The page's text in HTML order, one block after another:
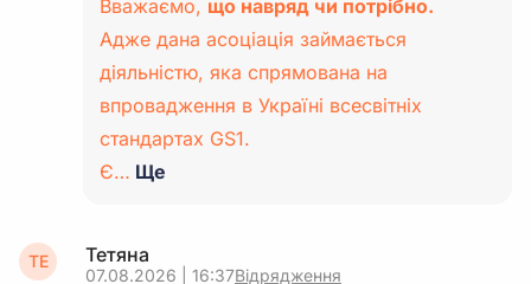
Вважаємо, що навряд чи потрібно.
Адже дана асоціація займається
діяльністю, яка спрямована на
впровадження в Україні всесвітніх
стандартах GS1.
Є… Ще
ТЕ Тетяна
07.08.2026 | 16:37Відрядження